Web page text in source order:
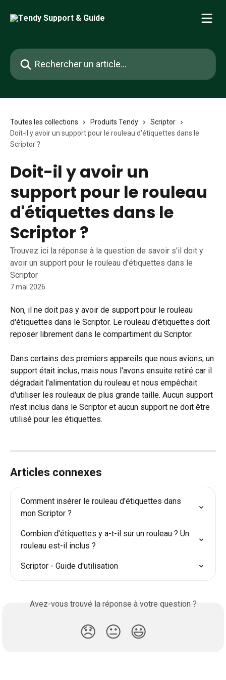
Rechercher un article...
Toutes les collections Produits Tendy
Scriptor
Doit-il y avoir un support pour le rouleau d'étiquettes dans le
Scriptor ?
Doit-il y avoir un
support pour le rouleau
d'étiquettes dans le
Scriptor ?
Trouvez ici la réponse à la question de savoir s'il doit y
avoir un support pour le rouleau d'étiquettes dans le
Scriptor
7 mai 2026
Non, il ne doit pas y avoir de support pour le rouleau
d'étiquettes dans le Scriptor. Le rouleau d'étiquettes doit
reposer librement dans le compartiment du Scriptor.
Dans certains des premiers appareils que nous avions, un
support était inclus, mais nous l'avons ensuite retiré car il
dégradait l'alimentation du rouleau et nous empêchait
d'utiliser les rouleaux de plus grande taille. Aucun support
n'est inclus dans le Scriptor et aucun support ne doit être
utilisé pour les étiquettes.
Articles connexes
Comment insérer le rouleau d'étiquettes dans
mon Scriptor ?
Combien d'étiquettes y a-t-il sur un rouleau ? Un
rouleau est-il inclus ?
Scriptor - Guide d'utilisation
Avez-vous trouvé la réponse à votre question ?
😞 😐 😃